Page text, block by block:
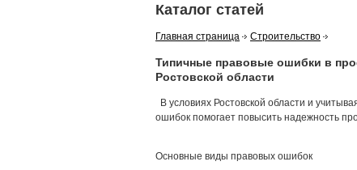
Каталог статей
Главная страница Строительство
Типичные правовые ошибки в
Ростовской области
В условиях Ростовской области и
ошибок помогает повысить надежность
Основные виды правовых ошибок